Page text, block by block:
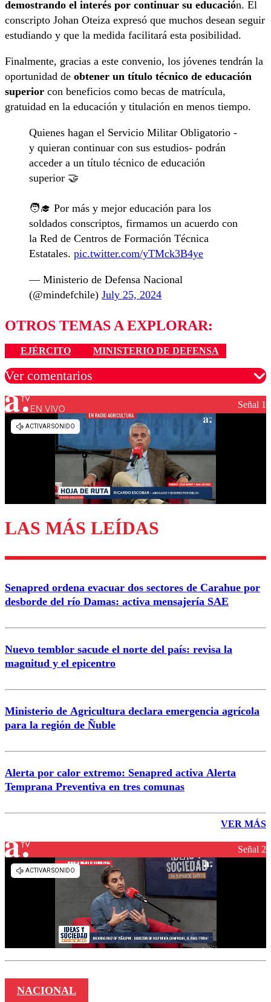
demostrando el interés por continuar su educación. El
conscripto Johan Oteiza expresó que muchos desean seguir
estudiando y que la medida facilitará esta posibilidad.
Finalmente, gracias a este convenio, los jóvenes tendrán la
oportunidad de obtener un título técnico de educación
superior con beneficios como becas de matrícula,
gratuidad en la educación y titulación en menos tiempo.
Quienes hagan el Servicio Militar Obligatorio -
y quieran continuar con sus estudios- podrán
acceder a un título técnico de educación
superior 🤝
🧑‍🎓 Por más y mejor educación para los
soldados conscriptos, firmamos un acuerdo con
la Red de Centros de Formación Técnica
Estatales. pic.twitter.com/yTMck3B4ye
— Ministerio de Defensa Nacional
(@mindefchile) July 25, 2024
OTROS TEMAS A EXPLORAR:
EJÉRCITO MINISTERIO DE DEFENSA
Ver comentarios
Los comentarios son moderados para garantizar un
diálogo respetuoso.
Enviar comentario
EN VIVO Señal 1
LAS MÁS LEÍDAS
Senapred ordena evacuar dos sectores de Carahue por
desborde del río Damas: activa mensajería SAE
Nuevo temblor sacude el norte del país: revisa la
magnitud y el epicentro
Ministerio de Agricultura declara emergencia agrícola
para la región de Ñuble
Alerta por calor extremo: Senapred activa Alerta
Temprana Preventiva en tres comunas
VER MÁS
Señal 2
NACIONAL